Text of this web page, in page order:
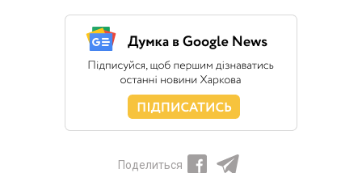
Поделиться